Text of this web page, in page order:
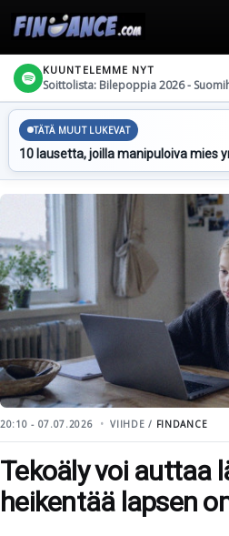
KUUNTELEMME NYT
Soittolista: Bilepoppia 2026 -
TÄTÄ MUUT LUKEVAT
10 lausetta, joilla manipuloiva mies
20:10 - 07.07.2026 VIIHDE / FINDANCE
Tekoäly voi auttaa
heikentää lapsen